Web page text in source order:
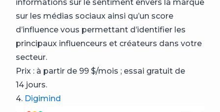
informations sur le sentiment envers la marque
sur les médias sociaux ainsi qu’un score
d’influence vous permettant d’identifier les
principaux influenceurs et créateurs dans votre
secteur.
Prix : à partir de 99 $/mois ; essai gratuit de
14 jours.
4. Digimind